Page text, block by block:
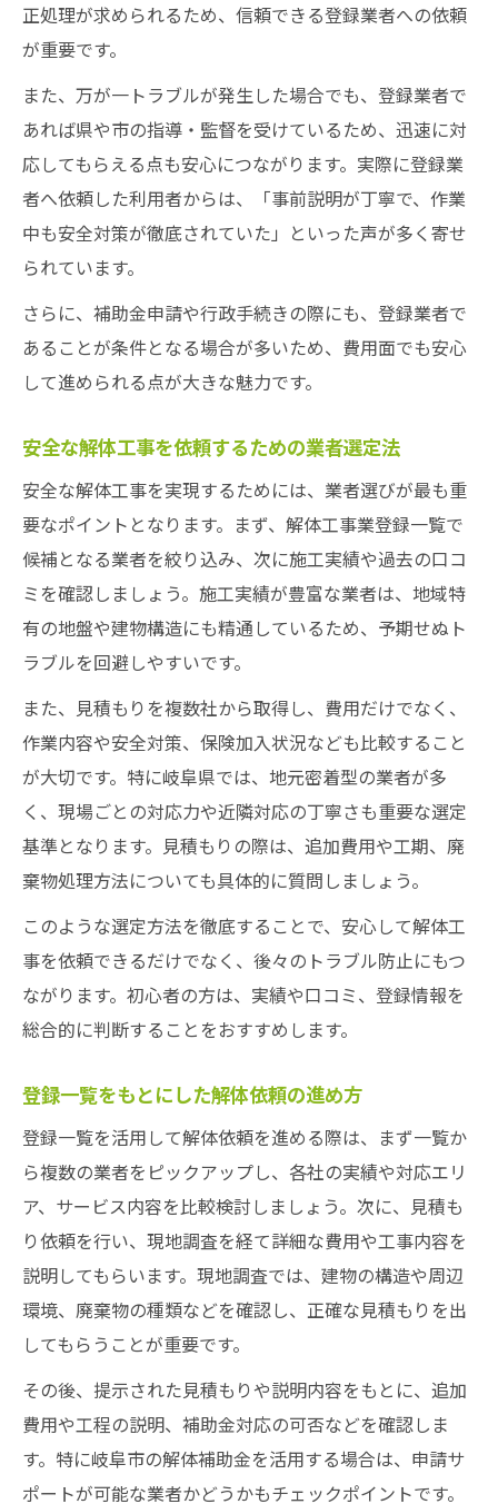
正処理が求められるため、信頼できる登録業者への依頼
が重要です。
また、万が一トラブルが発生した場合でも、登録業者で
あれば県や市の指導・監督を受けているため、迅速に対
応してもらえる点も安心につながります。実際に登録業
者へ依頼した利用者からは、「事前説明が丁寧で、作業
中も安全対策が徹底されていた」といった声が多く寄せ
られています。
さらに、補助金申請や行政手続きの際にも、登録業者で
あることが条件となる場合が多いため、費用面でも安心
して進められる点が大きな魅力です。
安全な解体工事を依頼するための業者選定法
安全な解体工事を実現するためには、業者選びが最も重
要なポイントとなります。まず、解体工事業登録一覧で
候補となる業者を絞り込み、次に施工実績や過去の口コ
ミを確認しましょう。施工実績が豊富な業者は、地域特
有の地盤や建物構造にも精通しているため、予期せぬト
ラブルを回避しやすいです。
また、見積もりを複数社から取得し、費用だけでなく、
作業内容や安全対策、保険加入状況なども比較すること
が大切です。特に岐阜県では、地元密着型の業者が多
く、現場ごとの対応力や近隣対応の丁寧さも重要な選定
基準となります。見積もりの際は、追加費用や工期、廃
棄物処理方法についても具体的に質問しましょう。
このような選定方法を徹底することで、安心して解体工
事を依頼できるだけでなく、後々のトラブル防止にもつ
ながります。初心者の方は、実績や口コミ、登録情報を
総合的に判断することをおすすめします。
登録一覧をもとにした解体依頼の進め方
登録一覧を活用して解体依頼を進める際は、まず一覧か
ら複数の業者をピックアップし、各社の実績や対応エリ
ア、サービス内容を比較検討しましょう。次に、見積も
り依頼を行い、現地調査を経て詳細な費用や工事内容を
説明してもらいます。現地調査では、建物の構造や周辺
環境、廃棄物の種類などを確認し、正確な見積もりを出
してもらうことが重要です。
その後、提示された見積もりや説明内容をもとに、追加
費用や工程の説明、補助金対応の可否などを確認しま
す。特に岐阜市の解体補助金を活用する場合は、申請サ
ポートが可能な業者かどうかもチェックポイントです。